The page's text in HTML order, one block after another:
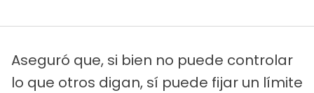
Aseguró que, si bien no puede controlar
lo que otros digan, sí puede fijar un límite